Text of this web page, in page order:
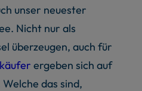
unser neuester
Nicht nur als
überzeugen, auch für
ergeben sich auf
das sind,